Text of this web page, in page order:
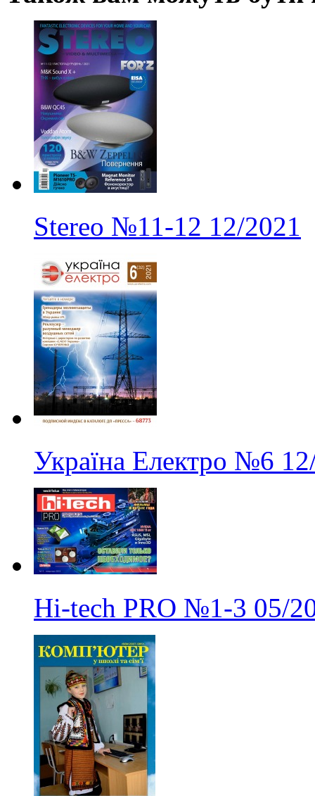
Stereo №11-12 12/2021
Україна Електро №6
Hi-tech PRO №1-3 05/